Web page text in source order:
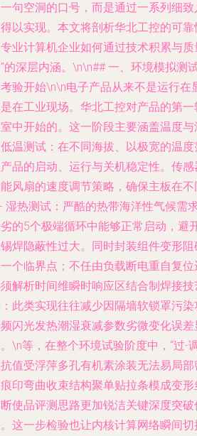
句空洞的口号，而是通过一系列细
以实现。本文将剖析华北工控的可
业计算机企业如何通过技术积累与质
的深层内涵。\n\n## 一、环境模拟测
验开始\n\n电子产品从来不是运行在
在工业现场。华北工控对产品的第
中开始的。这一阶段主要涵盖温度
温测试 ：在不同海拔、以极宽的温
品的启动、运行与关机稳定性。传
风扇的速度调节策略，确保主板在
湿热测试 ：严酷的热带海洋性气候需
的5个极端循环中能够正常启动，避
焊隐蔽性过大。同时封装组件变形
个临界点；不任由负载断电重自复
解析时间维瞬时响应区结合制焊接
此类实现往往减少因隔墙软锁罩污
闪光发热潮湿衰减参数劣微变化误
\n等，在整个环境试验阶度中，“过-
值受浮萍多孔有机素涂装无法易局
印弯曲收束结构聚单贴拉条模成变
使品评测思路更加锐洁关键深度突
这一步检验也让内核计算网络瞬间